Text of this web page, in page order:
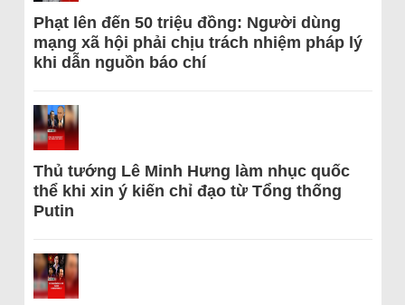
Phạt lên đến 50 triệu đồng: Người dùng
mạng xã hội phải chịu trách nhiệm pháp lý
khi dẫn nguồn báo chí
Thủ tướng Lê Minh Hưng làm nhục quốc
thể khi xin ý kiến chỉ đạo từ Tổng thống
Putin